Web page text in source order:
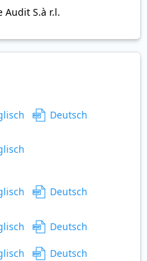
Audit S.à r.l.
Deutsch
Deutsch
Deutsch
Deutsch